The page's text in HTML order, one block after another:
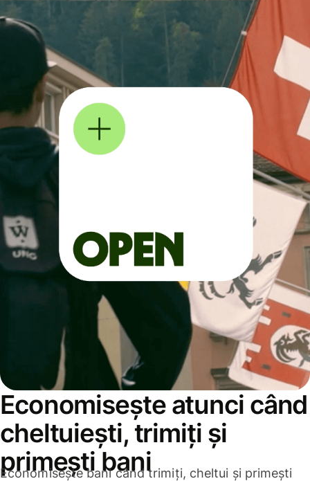
Economisește atunci când
cheltuiești, trimiți și
primești bani
Economisește bani când trimiți, cheltui și primești